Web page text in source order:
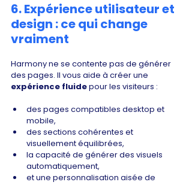
6. Expérience utilisateur et
design : ce qui change
vraiment
Harmony ne se contente pas de générer
des pages. Il vous aide à créer une
expérience fluide pour les visiteurs :
des pages compatibles desktop et
mobile,
des sections cohérentes et
visuellement équilibrées,
la capacité de générer des visuels
automatiquement,
et une personnalisation aisée de